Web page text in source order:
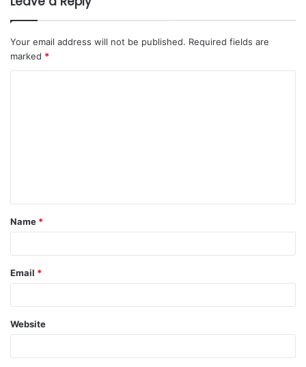
Your email address will not be published. Required fields are
marked *
Name *
Email *
Website